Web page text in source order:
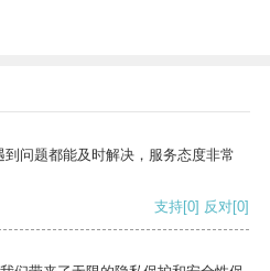
问题都能及时解决，服务态度非常
支持[0] 反对[0]